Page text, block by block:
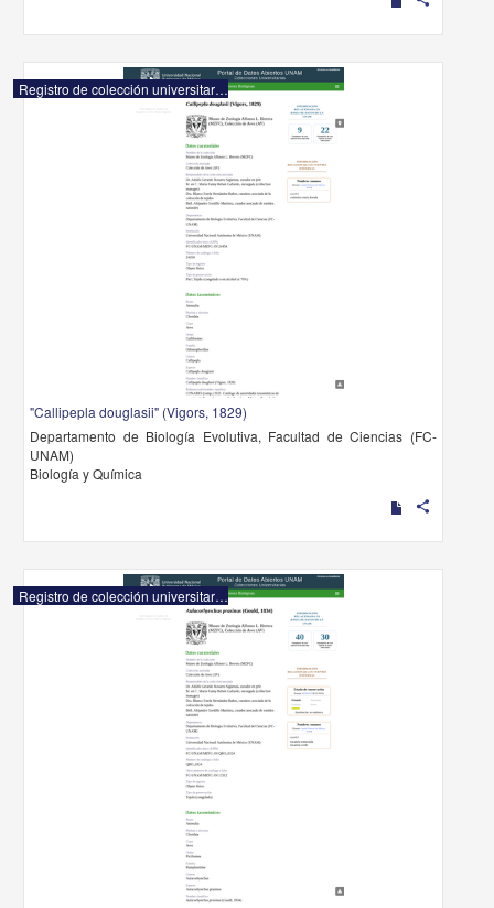
Registro de colección universitaria
"Callipepla douglasii" (Vigors, 1829)
Departamento de Biología Evolutiva, Facultad de Ciencias (FC-
UNAM)
Biología y Química
share
Registro de colección universitaria